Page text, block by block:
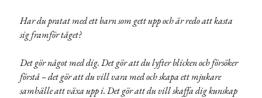
Har du pratat med ett barn som gett upp och är redo att kasta
sig framför tåget?
Det gör något med dig. Det gör att du lyfter blicken och försöker
förstå – det gör att du vill vara med och skapa ett mjukare
samhälle att växa upp i. Det gör att du vill skaffa dig kunskap